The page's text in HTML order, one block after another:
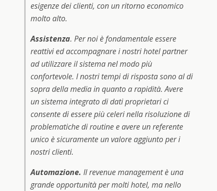
esigenze dei clienti, con un ritorno economico
molto alto.
Assistenza. Per noi è fondamentale essere
reattivi ed accompagnare i nostri hotel partner
ad utilizzare il sistema nel modo più
confortevole. I nostri tempi di risposta sono al di
sopra della media in quanto a rapidità. Avere
un sistema integrato di dati proprietari ci
consente di essere più celeri nella risoluzione di
problematiche di routine e avere un referente
unico è sicuramente un valore aggiunto per i
nostri clienti.
Automazione. Il revenue management è una
grande opportunità per molti hotel, ma nello